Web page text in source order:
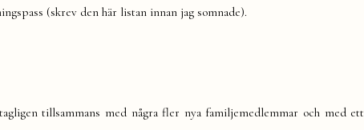
(skrev den här listan innan jag somnade).
tillsammans med några fler nya familjemedlemmar och med ett